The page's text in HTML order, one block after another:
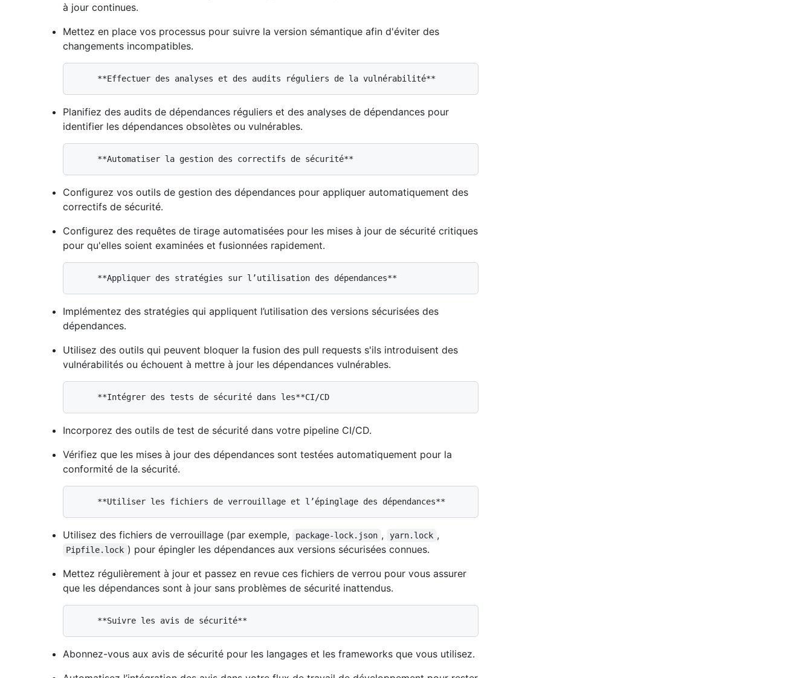
à jour continues.
Mettez en place vos processus pour suivre la version sémantique afin d'éviter des
changements incompatibles.
Planifiez des audits de dépendances réguliers et des analyses de dépendances pour
identifier les dépendances obsolètes ou vulnérables.
Configurez vos outils de gestion des dépendances pour appliquer automatiquement des
correctifs de sécurité.
Configurez des requêtes de tirage automatisées pour les mises à jour de sécurité critiques
pour qu'elles soient examinées et fusionnées rapidement.
Implémentez des stratégies qui appliquent l’utilisation des versions sécurisées des
dépendances.
Utilisez des outils qui peuvent bloquer la fusion des pull requests s'ils introduisent des
vulnérabilités ou échouent à mettre à jour les dépendances vulnérables.
Incorporez des outils de test de sécurité dans votre pipeline CI/CD.
Vérifiez que les mises à jour des dépendances sont testées automatiquement pour la
conformité de la sécurité.
Utilisez des fichiers de verrouillage (par exemple, package-lock.json , yarn.lock ,
Pipfile.lock ) pour épingler les dépendances aux versions sécurisées connues.
Mettez régulièrement à jour et passez en revue ces fichiers de verrou pour vous assurer
que les dépendances sont à jour sans problèmes de sécurité inattendus.
Abonnez-vous aux avis de sécurité pour les langages et les frameworks que vous utilisez.